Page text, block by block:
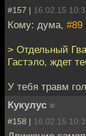
#157 | 16.02.15
Кому: дума, #89
> Отдельный
Гастэло, ждет
У тебя травм
Кукулус »
#158 | 16.02.15